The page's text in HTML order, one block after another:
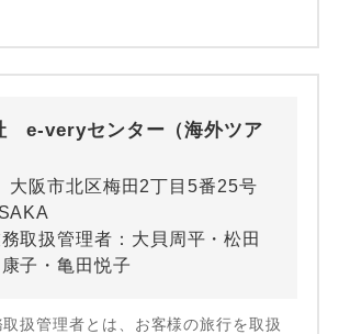
e-veryセンター（海外ツア
阪市北区梅田2丁目5番25号
取扱管理者：大貝周平・松田
子・亀田悦子
扱管理者とは、お客様の旅行を取扱